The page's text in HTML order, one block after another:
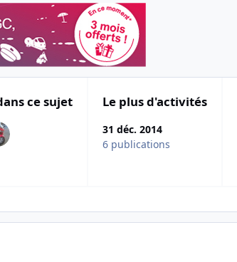
ce sujet Le plus d'activités
31 déc. 2014
6 publications
overview